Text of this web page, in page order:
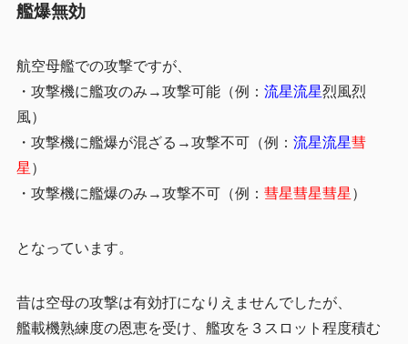
艦爆無効
航空母艦での攻撃ですが、
・攻撃機に艦攻のみ→攻撃可能（例： 流星流星烈風烈
風）
・攻撃機に艦爆が混ざる→攻撃不可（例： 流星流星彗
星 ）
・攻撃機に艦爆のみ→攻撃不可（例： 彗星彗星彗星 ）
となっています。
昔は空母の攻撃は有効打になりえませんでしたが、
艦載機熟練度の恩恵を受け、艦攻を３スロット程度積む